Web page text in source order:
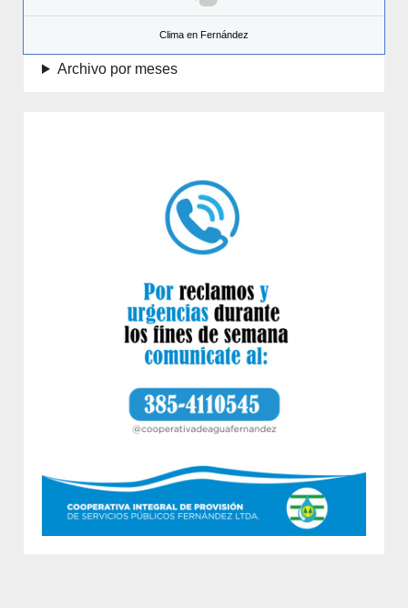
Clima en Fernández
Archivo por meses